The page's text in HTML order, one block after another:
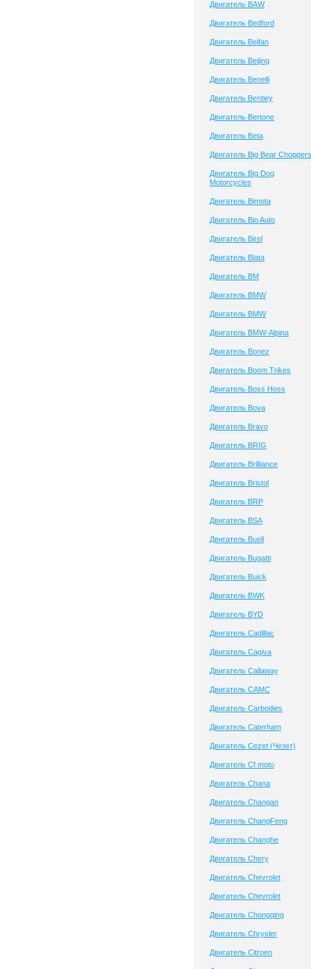
Двигатель BAW
Двигатель Bedford
Двигатель Beifan
Двигатель Beijing
Двигатель Benelli
Двигатель Bentley
Двигатель Bertone
Двигатель Beta
Двигатель Big Bear Choppers
Двигатель Big Dog
Motorcycles
Двигатель Bimota
Двигатель Bio Auto
Двигатель Birel
Двигатель Blata
Двигатель BM
Двигатель BMW
Двигатель BMW
Двигатель BMW-Alpina
Двигатель Bonez
Двигатель Boom Trikes
Двигатель Boss Hoss
Двигатель Bova
Двигатель Bravo
Двигатель BRIG
Двигатель Brilliance
Двигатель Bristol
Двигатель BRP
Двигатель BSA
Двигатель Buell
Двигатель Bugatti
Двигатель Buick
Двигатель BWK
Двигатель BYD
Двигатель Cadillac
Двигатель Cagiva
Двигатель Callaway
Двигатель CAMC
Двигатель Carbodies
Двигатель Caterham
Двигатель Cezet (Чезет)
Двигатель Cf moto
Двигатель Chana
Двигатель Changan
Двигатель ChangFeng
Двигатель Changhe
Двигатель Chery
Двигатель Chevrolet
Двигатель Chevrolet
Двигатель Chongqing
Двигатель Chrysler
Двигатель Citroen